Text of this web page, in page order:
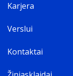
Karjera
Verslui
Kontaktai